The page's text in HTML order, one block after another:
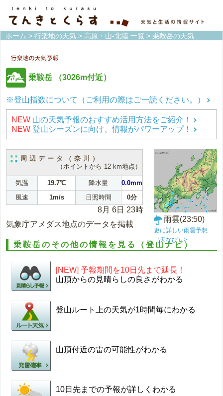
ホーム > 行楽地の天気 > 高原・山-北陸 一覧 > 乗鞍岳の天気
乗鞍岳 （3026m付近）
※登山指数について（ご利用の際はご一読ください。）
NEW 山の天気予報のおすすめ活用方法をご紹介！
NEW 登山シーズンに向け、情報がパワーアップ！
周辺データ（奈川）
（ポイントから 12 km地点）
気温 19.7℃ 降水量
0.0mm
風速
1m/s 日照時間 0分
8月 6日 23時
気象庁アメダス地点のデータを掲載
雨雲(23:50)
更に詳しい雨雲予想
（天なび）>
乗鞍岳のその他の情報を見る（登山ナビ）
[NEW] 予報期間を10日先まで延長！
山頂からの見晴らしの良さがわかる
登山ルート上の天気が1時間毎にわかる
山頂付近の雷の可能性がわかる
10日先までの予報が詳しくわかる